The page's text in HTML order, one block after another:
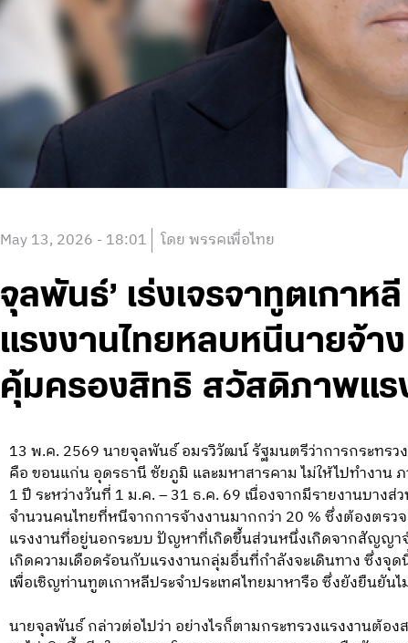
May 13, 2026 - 18:01 โดย พรรคเพื่อไทย
จุลพันธ์’ เร่งเจรจาทูตเกา
แรงงานไทยหลบหนีนายจ้า
คุ้มครองสิทธิ สวัสดิภาพแร
13 พ.ค. 2569 นายจุลพันธ์ อมรวิวัฒน์ รัฐมนตรีว่าการกระทรว
คือ ขอนแก่น อุดรธานี ชัยภูมิ และมหาสารคาม ไม่ให้ไปทำงาน
1 ปี ระหว่างวันที่ 1 ม.ค. – 31 ธ.ค. 69 เนื่องจากมีรายงานบา
จำนวนคนไทยที่หนีจากการจ้างงานมากกว่า 20 % ซึ่งต้องตรว
แรงงานที่อยู่นอกระบบ ปัญหาที่เกิดขึ้นส่วนหนึ่งเกิดจากสัญญา
เกิดความเดือดร้อนกับแรงงานกลุ่มอื่นที่กำลังจะเดินทาง ซึ่งจุ
เพื่อเชิญท่านทูตเกาหลีประจำประเทศไทยมาหารือ ซึ่งยังยืนยัน
นายจุลพันธ์ กล่าวต่อไปว่า อย่างไรก็ตามกระทรวงแรงงานต้อ